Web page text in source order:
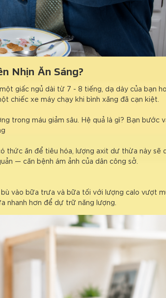
Nhịn Ăn Sáng?
giấc ngủ dài từ 7 - 8 tiếng, dạ dày của bạn
chiếc xe máy chạy khi bình xăng đã cạn kiệt.
trong máu giảm sâu. Hệ quả là gì? Bạn bước
thức ăn để tiêu hóa, lượng axit dư thừa này sẽ
— căn bệnh ám ảnh của dân công sở.
vào bữa trưa và bữa tối với lượng calo vượt
nhanh hơn để dự trữ năng lượng.